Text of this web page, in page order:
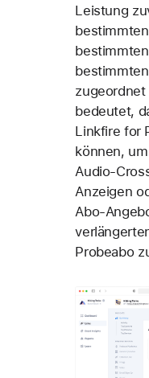
Leistung
zugeordnet
bedeutet,
Linkfire for
können,
Audio-
Anzeigen
Abo-
Probeabo